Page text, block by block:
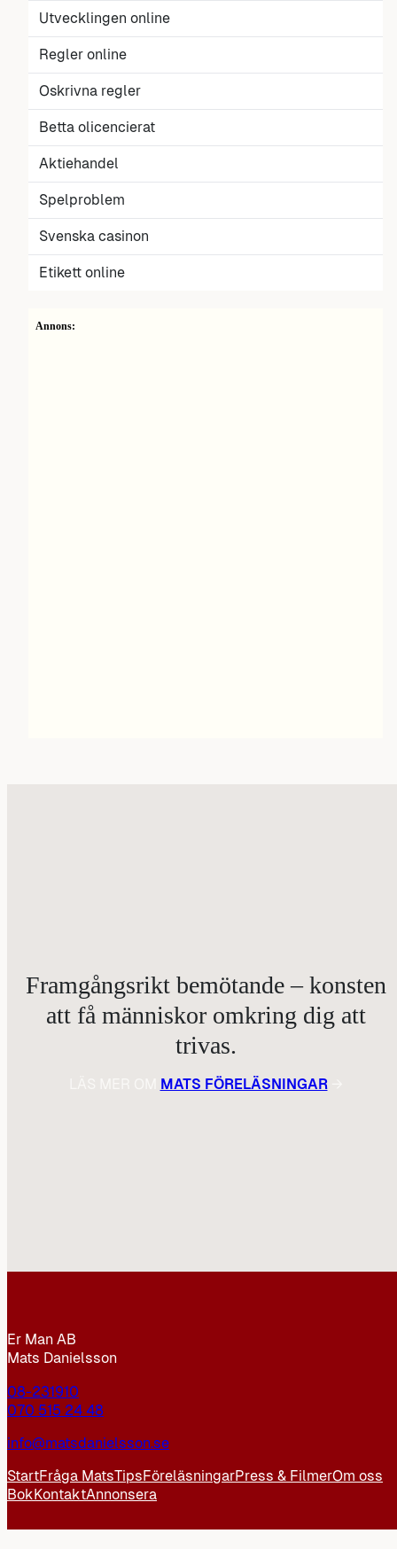
Utvecklingen online
Regler online
Oskrivna regler
Betta olicencierat
Aktiehandel
Spelproblem
Svenska casinon
Etikett online
Annons:
Framgångsrikt bemötande – konsten
att få människor omkring dig att
trivas.
MATS FÖRELÄSNINGAR→
Er Man AB
Mats Danielsson
08-231910
070 515 24 48
info@matsdanielsson.se
StartFråga MatsTipsFöreläsningarPress & FilmerOm oss
BokKontaktAnnonsera